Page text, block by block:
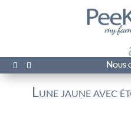
Nous
Lune jaune avec